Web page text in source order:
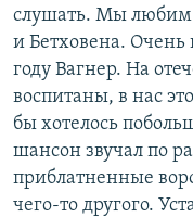
слушать. Мы любим
и Бетховена.
году Вагнер. На
воспитаны, в нас
бы хотелось
шансон звучал по
приблатненные
чего-то другого.